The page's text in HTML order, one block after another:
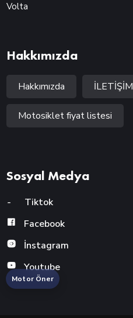
Volta
Hakkımızda
Hakkımızda İLETİŞİM
Motosiklet fiyat listesi
Sosyal Medya
-
Tiktok
Facebook
İnstagram
Youtube
Motor Öner